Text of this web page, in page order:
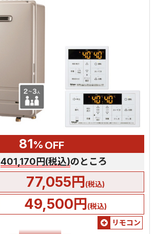
81% OFF
401,170円(税込)のところ
77,055円(税込)
49,500円(税込)
リモコン